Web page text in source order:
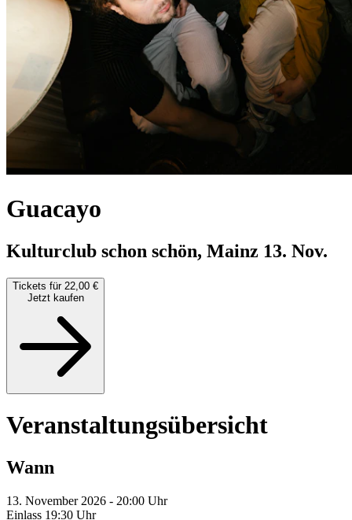
Guacayo
Kulturclub schon schön, Mainz 13. Nov.
Tickets für 22,00 €
Jetzt kaufen
Veranstaltungsübersicht
Wann
13. November 2026 - 20:00 Uhr
Einlass 19:30 Uhr